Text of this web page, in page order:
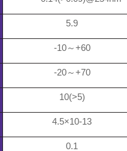
5.9
-10～+60
-20～+70
10(>5)
4.5×10-13
0.1